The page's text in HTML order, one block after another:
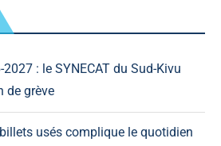
: le SYNECAT du Sud-Kivu
de grève
usés complique le quotidien